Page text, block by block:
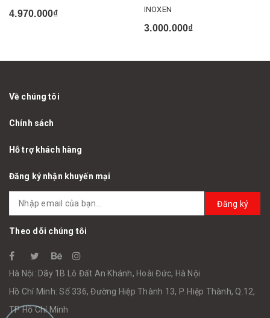
4.970.000₫
INOXEN
3.000.000₫
Về chúng tôi
Chính sách
Hỗ trợ khách hàng
Đăng ký nhận khuyến mại
Đăng ký
Theo dõi chúng tôi
Hà Nội: Dãy 1B Lô Đất An Khánh, Hoài Đức, Hà Nội
Hồ Chí Minh: Số 336, Đường Hiệp Thành 13, P. Hiệp Thành, Q.12,
TP Hồ Chí Minh